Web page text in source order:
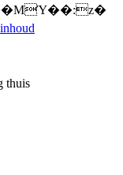
thuis